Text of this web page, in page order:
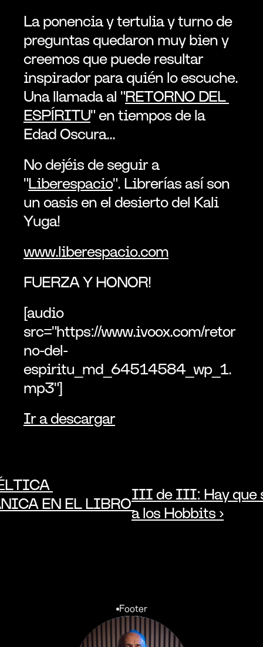
La ponencia y tertulia y turno de
preguntas quedaron muy bien y
creemos que puede resultar
inspirador para quién lo escuche.
Una llamada al "RETORNO DEL
ESPÍRITU" en tiempos de la
Edad Oscura...
No dejéis de seguir a
"Liberespacio". Librerías así son
un oasis en el desierto del Kali
Yuga!
www.liberespacio.com
FUERZA Y HONOR!
[audio
src="https://www.ivoox.com/retor
no-del-
espiritu_md_64514584_wp_1.
mp3"]
Ir a descargar
EN EL LIBRO
III de III: Hay que
a los Hobbits ›
Footer